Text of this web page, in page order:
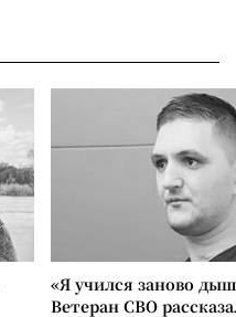
«Я учился заново
Ветеран СВО